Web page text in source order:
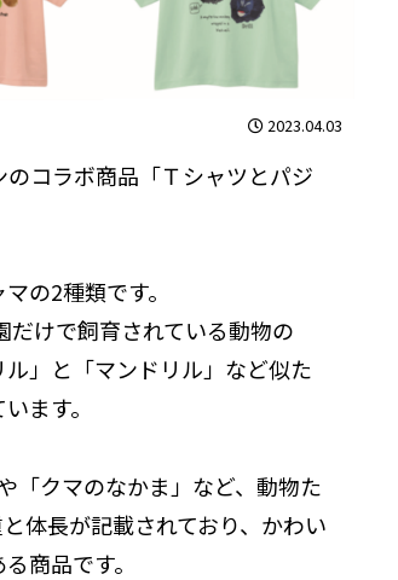
2023.04.03
コラボ商品「Ｔシャツとパジ
の2種類です。
けで飼育されている動物の
」と「マンドリル」など似た
ます。
「クマのなかま」など、動物た
体長が記載されており、かわい
商品です。